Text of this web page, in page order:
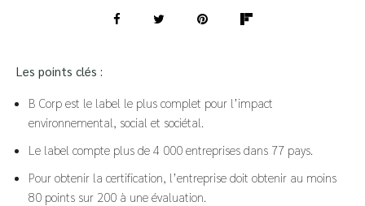
Les points clés :
B Corp est le label le plus complet pour l’impact
environnemental, social et sociétal.
Le label compte plus de 4 000 entreprises dans 77 pays.
Pour obtenir la certification, l’entreprise doit obtenir au moins
80 points sur 200 à une évaluation.